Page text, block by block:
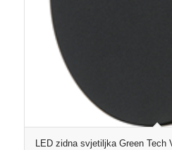
LED zidna svjetiljka Green Tech